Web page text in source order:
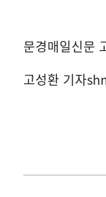
문경매일신문
고성환 기자